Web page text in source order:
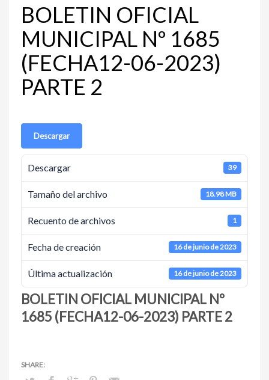
BOLETIN OFICIAL
MUNICIPAL Nº 1685
(FECHA12-06-2023)
PARTE 2
Descargar
Descargar 39
Tamaño del archivo 18.98 MB
Recuento de archivos 1
Fecha de creación 16 de junio de 2023
Última actualización 16 de junio de 2023
BOLETIN OFICIAL MUNICIPAL Nº
1685 (FECHA12-06-2023) PARTE 2